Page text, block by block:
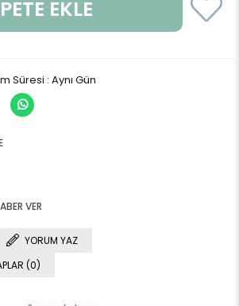
Süresi : Aynı Gün
VER
YORUM YAZ
(0)